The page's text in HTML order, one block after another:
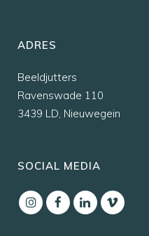
ADRES
Beeldjutters
Ravenswade 110
3439 LD, Nieuwegein
SOCIAL MEDIA